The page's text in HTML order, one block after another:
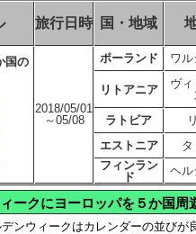
旅行日時 国・地域
国の
2018/05/01
～05/08
ポーランド ワル
リトアニア
ヴィ
ラトビア
エストニア
タ
フィンラン
ド
ヘル
ークにヨーロッパを５か国周
ンウィークはカレンダーの並びが